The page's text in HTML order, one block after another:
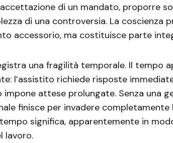
di un mandato, proporre
di una controversia. La coscienza
accessorio, ma costituisce parte
una fragilità temporale. Il tempo
l’assistito richiede risposte
impone attese prolungate. Senza una
finisce per invadere
significa, apparentemente in
lavoro.